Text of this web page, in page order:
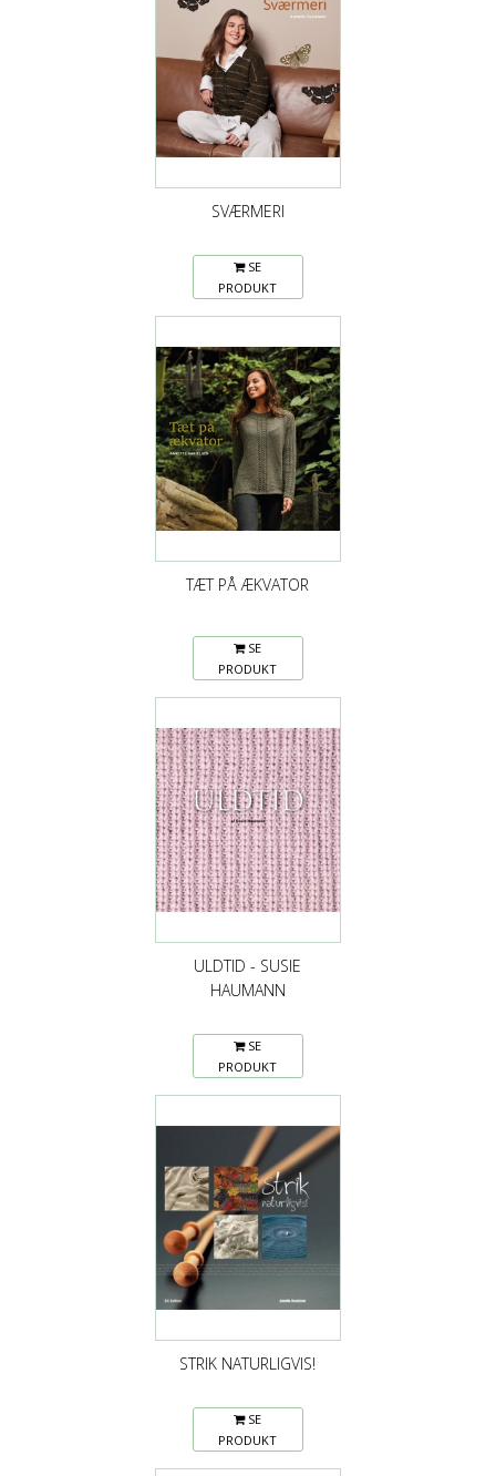
SVÆRMERI
SE
PRODUKT
TÆT PÅ ÆKVATOR
SE
PRODUKT
ULDTID - SUSIE
HAUMANN
SE
PRODUKT
STRIK NATURLIGVIS!
SE
PRODUKT